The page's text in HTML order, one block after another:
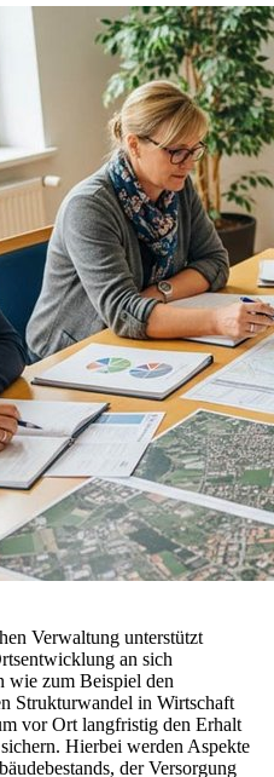
Verwaltung unterstützt
an sich
wie zum Beispiel den
Strukturwandel in Wirtschaft
vor Ort langfristig den Erhalt
Hierbei werden Aspekte
der Versorgung